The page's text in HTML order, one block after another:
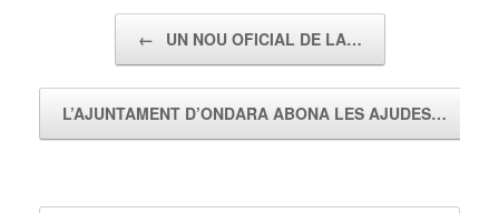
← UN NOU OFICIAL DE LA…
L’AJUNTAMENT D’ONDARA ABONA LES AJUDES…